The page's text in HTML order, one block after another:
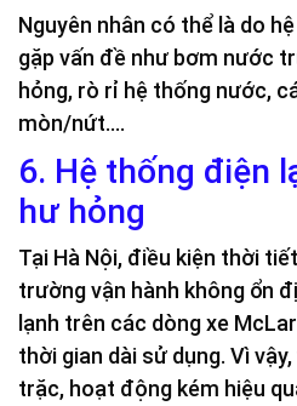
Nguyên nhân có thể là do
gặp vấn đề như bơm nước
hỏng, rò rỉ hệ thống nước,
mòn/nứt….
6. Hệ thống điện
hư hỏng
Tại Hà Nội, điều kiện thời
trường vận hành không ổn
lạnh trên các dòng xe
thời gian dài sử dụng. Vì
trặc, hoạt động kém hiệu